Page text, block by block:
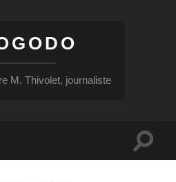
M. Thivolet, journaliste
Toggle